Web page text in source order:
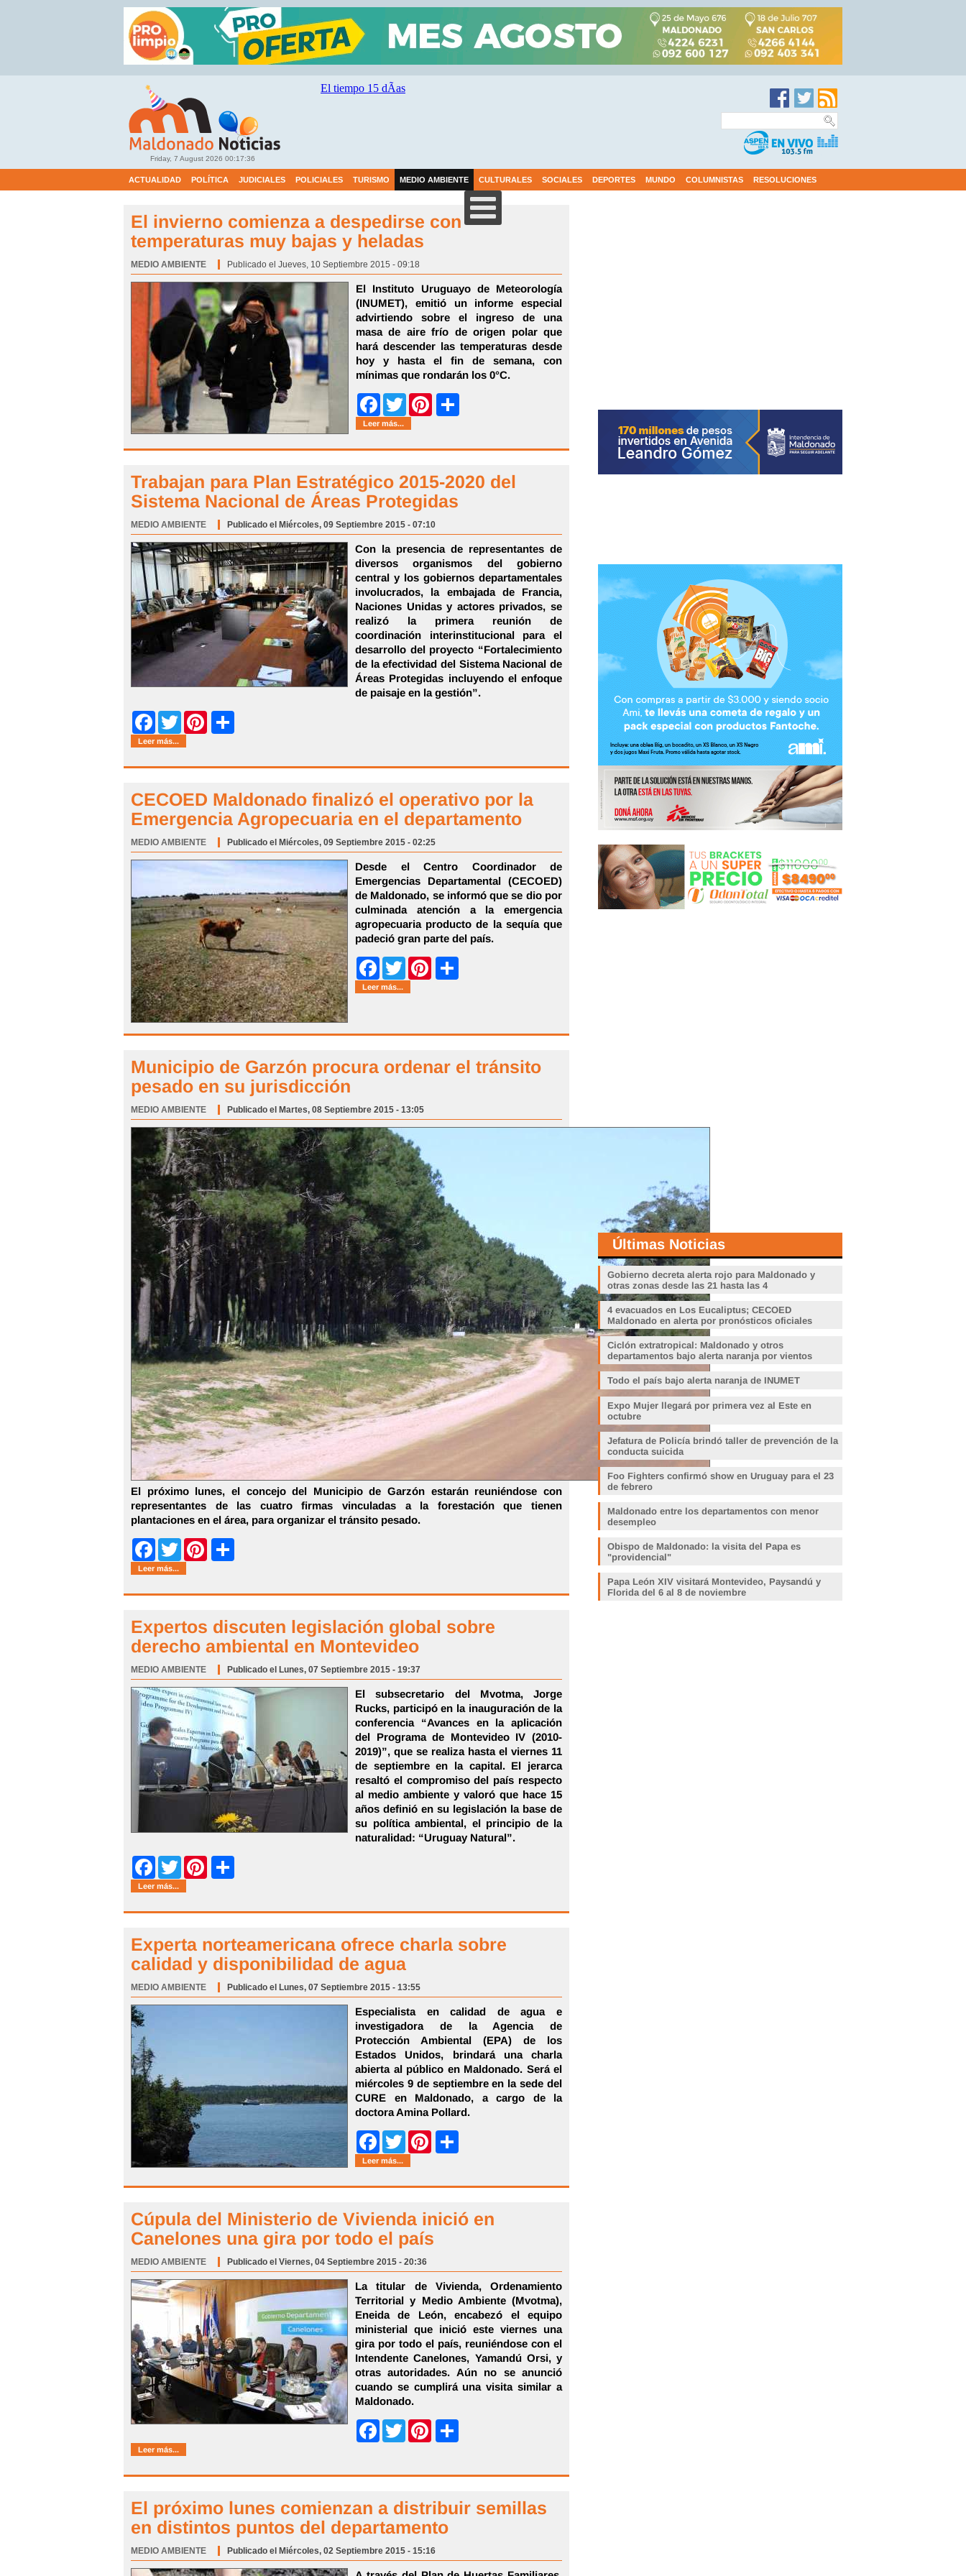
Friday, 7 August 2026 00:17:37
ACTUALIDAD POLÍTICA JUDICIALES POLICIALES TURISMO MEDIO AMBIENTE CULTURALES SOCIALES DEPORTES MUNDO COLUMNISTAS RESOLUCIONES
El invierno comienza a despedirse con
temperaturas muy bajas y heladas
MEDIO AMBIENTE Publicado el Jueves, 10 Septiembre 2015 - 09:18
El Instituto Uruguayo de Meteorología
(INUMET), emitió un informe especial
advirtiendo sobre el ingreso de una
masa de aire frío de origen polar que
hará descender las temperaturas desde
hoy y hasta el fin de semana, con
mínimas que rondarán los 0°C.
FacebookTwitter Pinterest
Leer más...
Trabajan para Plan Estratégico 2015-2020 del
Sistema Nacional de Áreas Protegidas
MEDIO AMBIENTE Publicado el Miércoles, 09 Septiembre 2015 - 07:10
Con la presencia de representantes de
diversos organismos del gobierno
central y los gobiernos departamentales
involucrados, la embajada de Francia,
Naciones Unidas y actores privados, se
realizó la primera reunión de
coordinación interinstitucional para el
desarrollo del proyecto “Fortalecimiento
de la efectividad del Sistema Nacional de
Áreas Protegidas incluyendo el enfoque
de paisaje en la gestión”.
FacebookTwitter Pinterest
Leer más...
CECOED Maldonado finalizó el operativo por la
Emergencia Agropecuaria en el departamento
MEDIO AMBIENTE Publicado el Miércoles, 09 Septiembre 2015 - 02:25
Desde el Centro Coordinador de
Emergencias Departamental (CECOED)
de Maldonado, se informó que se dio por
culminada atención a la emergencia
agropecuaria producto de la sequía que
padeció gran parte del país.
FacebookTwitter Pinterest
Leer más...
Municipio de Garzón procura ordenar el tránsito
pesado en su jurisdicción
MEDIO AMBIENTE Publicado el Martes, 08 Septiembre 2015 - 13:05
El próximo lunes, el concejo del Municipio de Garzón estarán reuniéndose con
representantes de las cuatro firmas vinculadas a la forestación que tienen
plantaciones en el área, para organizar el tránsito pesado.
FacebookTwitter Pinterest
Leer más...
Expertos discuten legislación global sobre
derecho ambiental en Montevideo
MEDIO AMBIENTE Publicado el Lunes, 07 Septiembre 2015 - 19:37
El subsecretario del Mvotma, Jorge
Rucks, participó en la inauguración de la
conferencia “Avances en la aplicación
del Programa de Montevideo IV (2010-
2019)”, que se realiza hasta el viernes 11
de septiembre en la capital. El jerarca
resaltó el compromiso del país respecto
al medio ambiente y valoró que hace 15
años definió en su legislación la base de
su política ambiental, el principio de la
naturalidad: “Uruguay Natural”.
FacebookTwitter Pinterest
Leer más...
Experta norteamericana ofrece charla sobre
calidad y disponibilidad de agua
MEDIO AMBIENTE Publicado el Lunes, 07 Septiembre 2015 - 13:55
Especialista en calidad de agua e
investigadora de la Agencia de
Protección Ambiental (EPA) de los
Estados Unidos, brindará una charla
abierta al público en Maldonado. Será el
miércoles 9 de septiembre en la sede del
CURE en Maldonado, a cargo de la
doctora Amina Pollard.
FacebookTwitter Pinterest
Leer más...
Cúpula del Ministerio de Vivienda inició en
Canelones una gira por todo el país
MEDIO AMBIENTE Publicado el Viernes, 04 Septiembre 2015 - 20:36
La titular de Vivienda, Ordenamiento
Territorial y Medio Ambiente (Mvotma),
Eneida de León, encabezó el equipo
ministerial que inició este viernes una
gira por todo el país, reuniéndose con el
Intendente Canelones, Yamandú Orsi, y
otras autoridades. Aún no se anunció
cuando se cumplirá una visita similar a
Maldonado.
FacebookTwitter Pinterest
Leer más...
El próximo lunes comienzan a distribuir semillas
en distintos puntos del departamento
MEDIO AMBIENTE Publicado el Miércoles, 02 Septiembre 2015 - 15:16
Últimas Noticias
Gobierno decreta alerta rojo para Maldonado y
otras zonas desde las 21 hasta las 4
4 evacuados en Los Eucaliptus; CECOED
Maldonado en alerta por pronósticos oficiales
Ciclón extratropical: Maldonado y otros
departamentos bajo alerta naranja por vientos
Todo el país bajo alerta naranja de INUMET
Expo Mujer llegará por primera vez al Este en
octubre
Jefatura de Policía brindó taller de prevención de la
conducta suicida
Foo Fighters confirmó show en Uruguay para el 23
de febrero
Maldonado entre los departamentos con menor
desempleo
Obispo de Maldonado: la visita del Papa es
"providencial"
Papa León XIV visitará Montevideo, Paysandú y
Florida del 6 al 8 de noviembre